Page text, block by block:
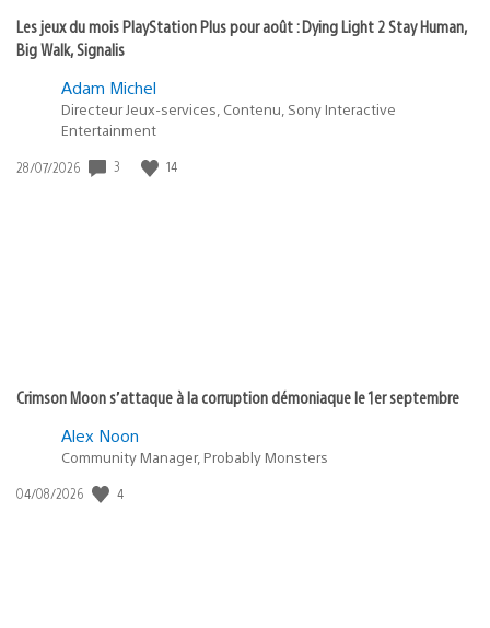
Les jeux du mois PlayStation Plus pour août : Dying Light 2 Stay Human,
Big Walk, Signalis
Adam Michel
Directeur Jeux-services, Contenu, Sony Interactive
Entertainment
Date
28/07/2026 3 14
Crimson Moon s’attaque à la corruption démoniaque le 1er septembre
Alex Noon
Community Manager, Probably Monsters
Date
04/08/2026 4